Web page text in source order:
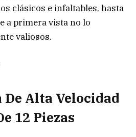
clásicos e infaltables, hasta
a primera vista no lo
valiosos.
De Alta Velocidad
12 Piezas